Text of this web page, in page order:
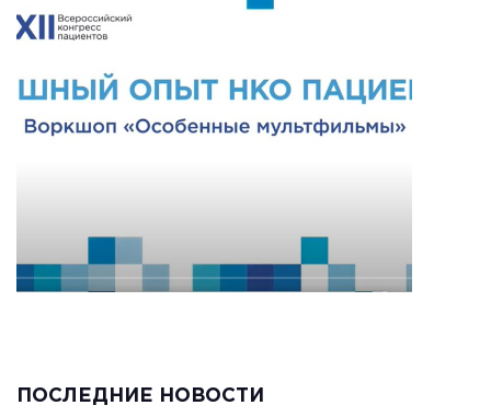
ПОСЛЕДНИЕ НОВОСТИ